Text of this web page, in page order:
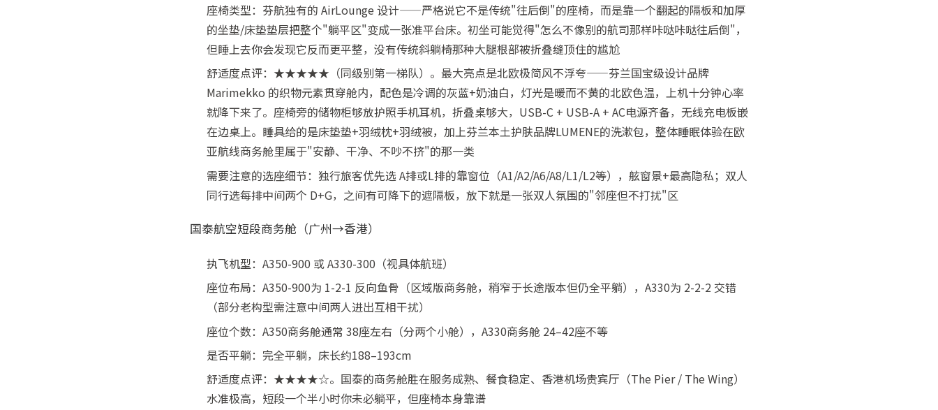
座椅类型：芬航独有的 AirLounge 设计——严格说它不是传统"往后倒"的座椅，而是靠一个翻起的隔板和加厚
的坐垫/床垫垫层把整个"躺平区"变成一张准平台床。初坐可能觉得"怎么不像别的航司那样咔哒咔哒往后倒"，
但睡上去你会发现它反而更平整，没有传统斜躺椅那种大腿根部被折叠缝顶住的尴尬
舒适度点评：★★★★★（同级别第一梯队）。最大亮点是北欧极简风不浮夸——芬兰国宝级设计品牌
Marimekko 的织物元素贯穿舱内，配色是冷调的灰蓝+奶油白，灯光是暖而不黄的北欧色温，上机十分钟心率
就降下来了。座椅旁的储物柜够放护照手机耳机，折叠桌够大，USB-C + USB-A + AC电源齐备，无线充电板嵌
在边桌上。睡具给的是床垫垫+羽绒枕+羽绒被，加上芬兰本土护肤品牌LUMENE的洗漱包，整体睡眠体验在欧
亚航线商务舱里属于"安静、干净、不吵不挤"的那一类
需要注意的选座细节：独行旅客优先选 A排或L排的靠窗位（A1/A2/A6/A8/L1/L2等），舷窗景+最高隐私；双人
同行选每排中间两个 D+G，之间有可降下的遮隔板，放下就是一张双人氛围的"邻座但不打扰"区
国泰航空短段商务舱（广州→香港）
执飞机型：A350-900 或 A330-300（视具体航班）
座位布局：A350-900为 1-2-1 反向鱼骨（区域版商务舱，稍窄于长途版本但仍全平躺），A330为 2-2-2 交错
（部分老构型需注意中间两人进出互相干扰）
座位个数：A350商务舱通常 38座左右（分两个小舱），A330商务舱 24–42座不等
是否平躺：完全平躺，床长约188–193cm
舒适度点评：★★★★☆。国泰的商务舱胜在服务成熟、餐食稳定、香港机场贵宾厅（The Pier / The Wing）
水准极高，短段一个半小时你未必躺平，但座椅本身靠谱